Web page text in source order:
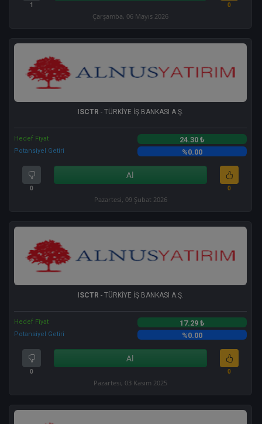
1 0
Çarşamba, 06 Mayıs 2026
ISCTR - TÜRKİYE İŞ BANKASI A.Ş.
Hedef Fiyat 24.30 ₺
Potansiyel Getiri %0.00
0
Al
0
Pazartesi, 09 Şubat 2026
ISCTR - TÜRKİYE İŞ BANKASI A.Ş.
Hedef Fiyat 17.29 ₺
Potansiyel Getiri %0.00
0
Al
0
Pazartesi, 03 Kasım 2025